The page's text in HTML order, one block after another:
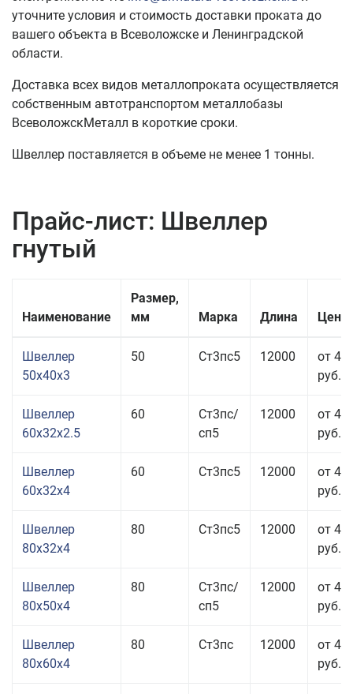
уточните условия и стоимость доставки проката до
вашего объекта в Всеволожске и Ленинградской
области.
Доставка всех видов металлопроката осуществляется
собственным автотранспортом металлобазы
ВсеволожскМеталл в короткие сроки.
Швеллер поставляется в объеме не менее 1 тонны.
Прайс-лист: Швеллер
гнутый
Наименование
Размер,
мм
Марка Длина Цена
Швеллер
50x40x3
50 Ст3пс5 12000
от 41
руб.
Швеллер
60x32x2.5
60
Ст3пс/
сп5
12000
от 40
руб.
Швеллер
60x32x4
60 Ст3пс5 12000
от 41
руб.
Швеллер
80x32x4
80 Ст3пс5 12000
от 40
руб.
Швеллер
80x50x4
80
Ст3пс/
сп5
12000
от 40
руб.
Швеллер
80x60x4
80 Ст3пс 12000
от 41
руб.